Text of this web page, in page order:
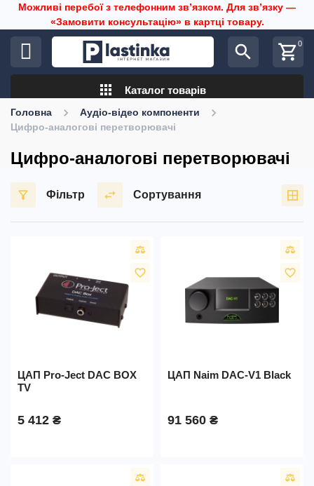
Можливі перебої з телефонним звʼязком. Для звʼязку —
«Замовити консультацію» в картці товару.
search shopping_cart0
apps Каталог товарів
Головна
Аудіо-відео компоненти
Цифро-аналогові перетворювачі
Цифро-аналогові перетворювачі
Фільтр Сортування
favorite_border
ЦАП Pro-Ject DAC BOX
TV
5 412 ₴
favorite_border
ЦАП Naim DAC-V1 Black
91 560 ₴